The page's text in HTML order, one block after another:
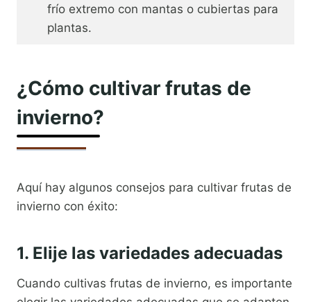
frío extremo con mantas o cubiertas para
plantas.
¿Cómo cultivar frutas de
invierno?
Aquí hay algunos consejos para cultivar frutas de
invierno con éxito:
1. Elije las variedades adecuadas
Cuando cultivas frutas de invierno, es importante